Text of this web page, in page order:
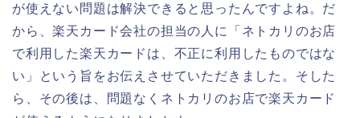
が使えない問題は解決できると思ったんですよね。だ
から、楽天カード会社の担当の人に「ネトカリのお店
で利用した楽天カードは、不正に利用したものではな
い」という旨をお伝えさせていただきました。そした
ら、その後は、問題なくネトカリのお店で楽天カード